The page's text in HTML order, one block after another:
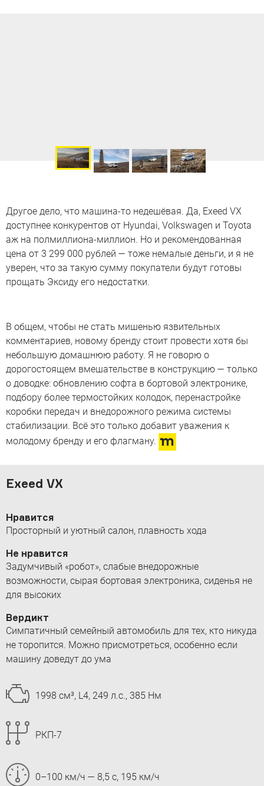
Другое дело, что машина-то недешёвая. Да, Exeed VX
доступнее конкурентов от Hyundai, Volkswagen и Toyota
аж на полмиллиона-миллион. Но и рекомендованная
цена от 3 299 000 рублей — тоже немалые деньги, и я не
уверен, что за такую сумму покупатели будут готовы
прощать Эксиду его недостатки.
В общем, чтобы не стать мишенью язвительных
комментариев, новому бренду стоит провести хотя бы
небольшую домашнюю работу. Я не говорю о
дорогостоящем вмешательстве в конструкцию — только
о доводке: обновлению софта в бортовой электронике,
подбору более термостойких колодок, перенастройке
коробки передач и внедорожного режима системы
стабилизации. Всё это только добавит уважения к
молодому бренду и его флагману.
Exeed VX
Нравится
Просторный и уютный салон, плавность хода
Не нравится
Задумчивый «робот», слабые внедорожные
возможности, сырая бортовая электроника, сиденья не
для высоких
Вердикт
Симпатичный семейный автомобиль для тех, кто никуда
не торопится. Можно присмотреться, особенно если
машину доведут до ума
1998 см³, L4, 249 л.с., 385 Нм
РКП-7
0–100 км/ч — 8,5 с, 195 км/ч